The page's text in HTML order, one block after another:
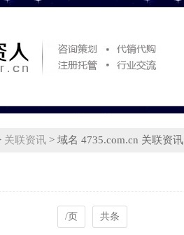
关联资讯 > 域名 4735.com.cn 关联资讯
/页 共条